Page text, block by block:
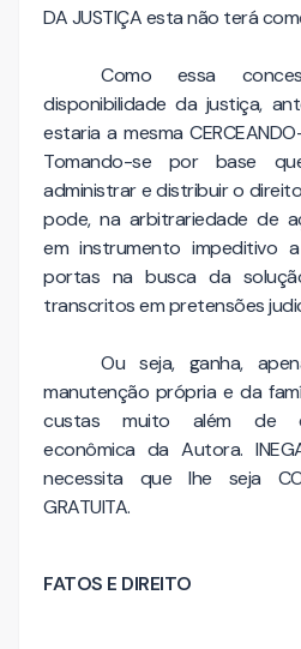
DA JUSTIÇA esta não terá
Como essa
disponibilidade da justiça,
estaria a mesma
Tomando-se por base
administrar e distribuir o
pode, na arbitrariedade de
em instrumento impeditivo
portas na busca da
transcritos em pretensões
Ou seja, ganha,
manutenção própria e da
custas muito além de
econômica da Autora.
necessita que lhe seja
GRATUITA.
FATOS E DIREITO